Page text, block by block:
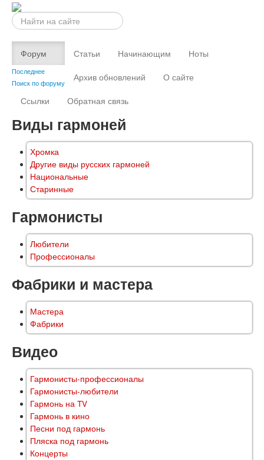
Искать...
Форум
Последнее
Поиск по форуму
Статьи Начинающим
Ноты
Архив обновлений
О сайте
Ссылки
Обратная связь
Виды гармоней
Хромка
Другие виды русских гармоней
Национальные
Старинные
Гармонисты
Любители
Профессионалы
Фабрики и мастера
Мастера
Фабрики
Видео
Гармонисты-профессионалы
Гармонисты-любители
Гармонь на TV
Гармонь в кино
Песни под гармонь
Пляска под гармонь
Концерты